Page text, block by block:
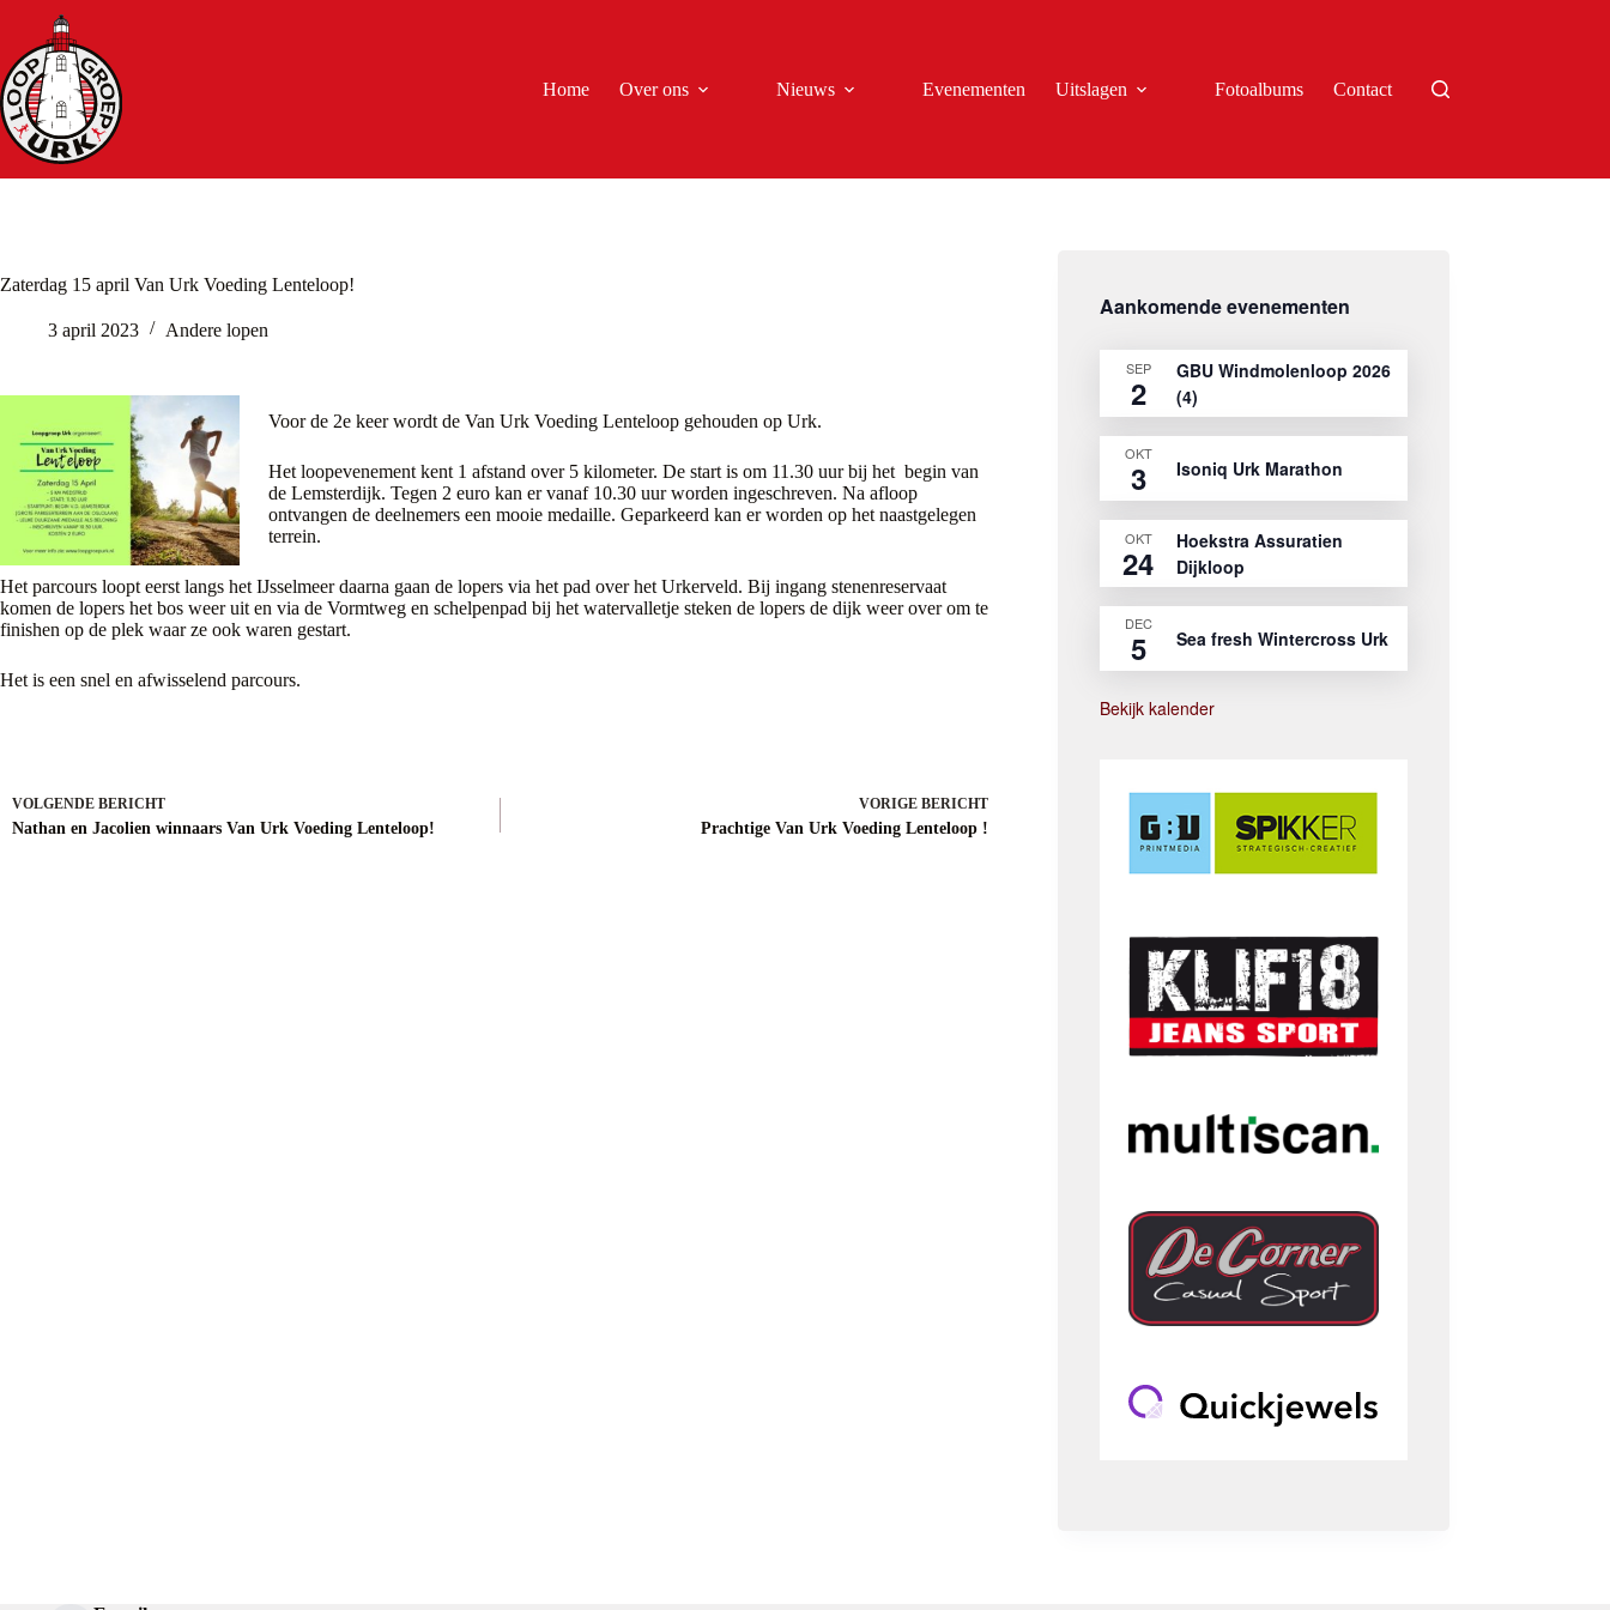
inhoud
Home Over ons Nieuws Evenementen Uitslagen Fotoalbums Contact
Zaterdag 15 april Van Urk Voeding Lenteloop!
3 april 2023 Andere lopen
Voor de 2e keer wordt de Van Urk Voeding Lenteloop gehouden op Urk.
Het loopevenement kent 1 afstand over 5 kilometer. De start is om 11.30 uur bij het begin van
de Lemsterdijk. Tegen 2 euro kan er vanaf 10.30 uur worden ingeschreven. Na afloop
ontvangen de deelnemers een mooie medaille. Geparkeerd kan er worden op het naastgelegen
terrein.
Het parcours loopt eerst langs het IJsselmeer daarna gaan de lopers via het pad over het Urkerveld. Bij ingang stenenreservaat
komen de lopers het bos weer uit en via de Vormtweg en schelpenpad bij het watervalletje steken de lopers de dijk weer over om te
finishen op de plek waar ze ook waren gestart.
Het is een snel en afwisselend parcours.
VORIGE BERICHT
Prachtige Van Urk Voeding Lenteloop !
VOLGENDE BERICHT
Nathan en Jacolien winnaars Van Urk Voeding Lenteloop!
Aankomende evenementen
SEP
2
GBU Windmolenloop 2026
(4)
OKT
3 Isoniq Urk Marathon
OKT
24
Hoekstra Assuratien
Dijkloop
DEC
5 Sea fresh Wintercross Urk
Bekijk kalender